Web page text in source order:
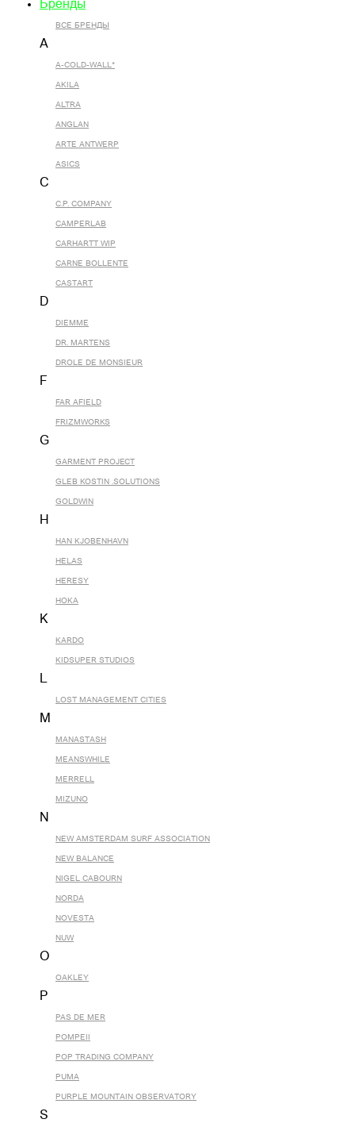
Бренды
ВСЕ БРЕНДЫ
A
A-COLD-WALL*
AKILA
ALTRA
ANGLAN
ARTE ANTWERP
ASICS
C
C.P. COMPANY
CAMPERLAB
CARHARTT WIP
CARNE BOLLENTE
CASTART
D
DIEMME
DR. MARTENS
DROLE DE MONSIEUR
F
FAR AFIELD
FRIZMWORKS
G
GARMENT PROJECT
GLEB KOSTIN .SOLUTIONS
GOLDWIN
H
HAN KJOBENHAVN
HELAS
HERESY
HOKA
K
KARDO
KIDSUPER STUDIOS
L
LOST MANAGEMENT CITIES
M
MANASTASH
MEANSWHILE
MERRELL
MIZUNO
N
NEW AMSTERDAM SURF ASSOCIATION
NEW BALANCE
NIGEL CABOURN
NORDA
NOVESTA
NUW
O
OAKLEY
P
PAS DE MER
POMPEII
POP TRADING COMPANY
PUMA
PURPLE MOUNTAIN OBSERVATORY
S